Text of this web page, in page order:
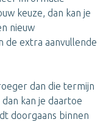
keuze, dan kan je
nieuw
de extra aanvullende
dan die termijn
dan kan je daartoe
doorgaans binnen